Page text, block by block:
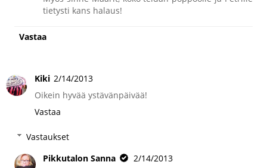
tietysti kans halaus!
Vastaa
Kiki 2/14/2013
Oikein hyvää ystävänpäivää!
Vastaa
Vastaukset
Pikkutalon Sanna
2/14/2013